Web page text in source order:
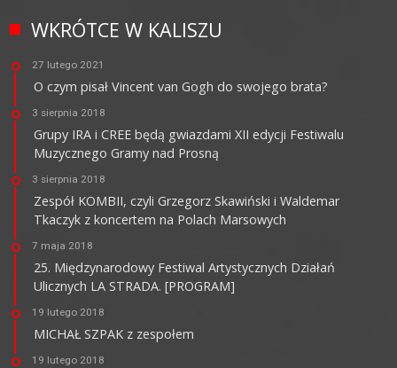
WKRÓTCE W KALISZU
27 lutego 2021
O czym pisał Vincent van Gogh do swojego brata?
3 sierpnia 2018
Grupy IRA i CREE będą gwiazdami XII edycji Festiwalu
Muzycznego Gramy nad Prosną
3 sierpnia 2018
Zespół KOMBII, czyli Grzegorz Skawiński i Waldemar
Tkaczyk z koncertem na Polach Marsowych
7 maja 2018
25. Międzynarodowy Festiwal Artystycznych Działań
Ulicznych LA STRADA. [PROGRAM]
19 lutego 2018
MICHAŁ SZPAK z zespołem
19 lutego 2018